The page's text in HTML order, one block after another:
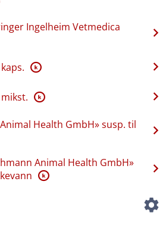
Ingelheim Vetmedica
K
K
Health GmbH» susp. til
Animal Health GmbH»
K